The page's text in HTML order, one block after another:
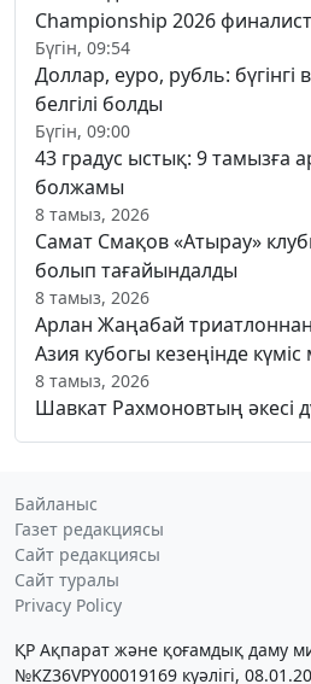
Championship 2026
Бүгін, 09:54
Доллар, еуро, рубль:
белгілі болды
Бүгін, 09:00
43 градус ыстық: 9 тамызға
болжамы
8 тамыз, 2026
Самат Смақов «Атырау»
болып тағайындалды
8 тамыз, 2026
Арлан Жаңабай триатлоннан
Азия кубогы кезеңінде
8 тамыз, 2026
Шавкат Рахмоновтың әкесі
Байланыс
Газет редакциясы
Сайт редакциясы
Сайт туралы
Privacy Policy
ҚР Ақпарат және қоғамдық даму
№KZ36VPY00019169 куәлігі,